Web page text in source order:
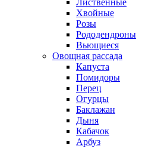
Лиственные
Хвойные
Розы
Рододендроны
Вьющиеся
Овощная рассада
Капуста
Помидоры
Перец
Огурцы
Баклажан
Дыня
Кабачок
Арбуз